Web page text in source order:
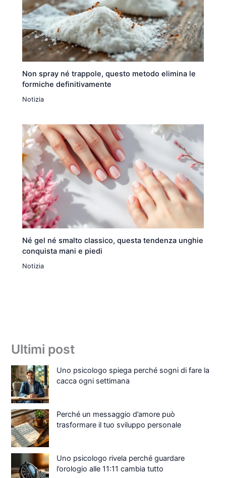
Non spray né trappole, questo metodo elimina le
formiche definitivamente
Notizia
Né gel né smalto classico, questa tendenza unghie
conquista mani e piedi
Notizia
Ultimi post
Uno psicologo spiega perché sogni di fare la
cacca ogni settimana
Perché un messaggio d’amore può
trasformare il tuo sviluppo personale
Uno psicologo rivela perché guardare
l’orologio alle 11:11 cambia tutto